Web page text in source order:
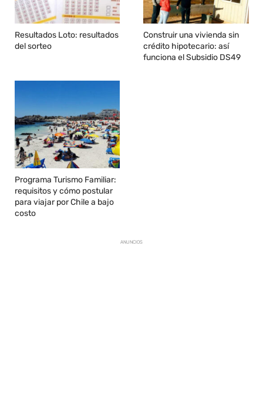
Resultados Loto: resultados
del sorteo
Construir una vivienda sin
crédito hipotecario: así
funciona el Subsidio DS49
Programa Turismo Familiar:
requisitos y cómo postular
para viajar por Chile a bajo
costo
ANUNCIOS